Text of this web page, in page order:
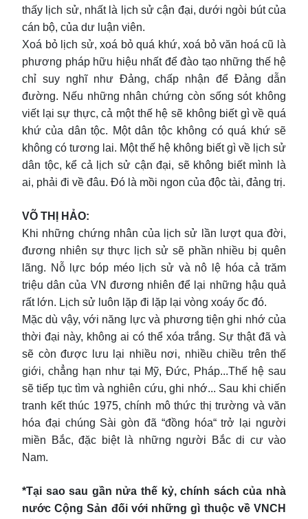
thấy lịch sử, nhất là lịch sử cận đại, dưới ngòi bút của
cán bộ, của dư luận viên.
Xoá bỏ lịch sử, xoá bỏ quá khứ, xoá bỏ văn hoá cũ là
phương pháp hữu hiệu nhất để đào tạo những thế hệ
chỉ suy nghĩ như Đảng, chấp nhận để Đảng dẫn
đường. Nếu những nhân chứng còn sống sót không
viết lại sự thực, cả một thế hệ sẽ không biết gì về quá
khứ của dân tộc. Một dân tộc không có quá khứ sẽ
không có tương lai. Một thế hệ không biết gì về lịch sử
dân tộc, kể cả lịch sử cận đại, sẽ không biết mình là
ai, phải đi về đâu. Đó là mồi ngon của độc tài, đảng trị.
VÕ THỊ HẢO:
Khi những chứng nhân của lịch sử lần lượt qua đời,
đương nhiên sự thực lịch sử sẽ phần nhiều bị quên
lãng. Nỗ lực bóp méo lịch sử và nô lệ hóa cả trăm
triệu dân của VN đương nhiên để lại những hậu quả
rất lớn. Lịch sử luôn lặp đi lặp lại vòng xoáy ốc đó.
Mặc dù vậy, với năng lực và phương tiện ghi nhớ của
thời đại này, không ai có thể xóa trắng. Sự thật đã và
sẽ còn được lưu lại nhiều nơi, nhiều chiều trên thế
giới, chẳng hạn như tại Mỹ, Đức, Pháp...Thế hệ sau
sẽ tiếp tục tìm và nghiên cứu, ghi nhớ... Sau khi chiến
tranh kết thúc 1975, chính mô thức thị trường và văn
hóa đại chúng Sài gòn đã “đồng hóa“ trở lại người
miền Bắc, đặc biệt là những người Bắc di cư vào
Nam.
*Tại sao sau gần nửa thế kỷ, chính sách của nhà
nước Cộng Sản đối với những gì thuộc về VNCH